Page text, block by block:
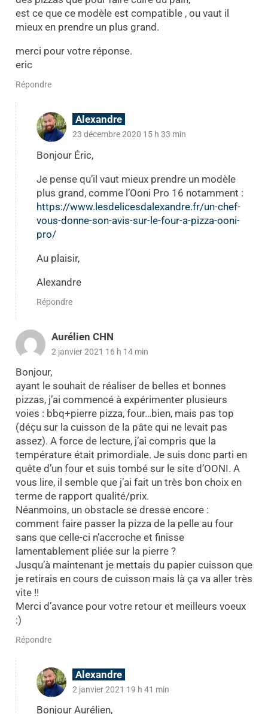
est ce que ce modèle est compatible , ou vaut il
mieux en prendre un plus grand.
merci pour votre réponse.
eric
Répondre
Alexandre
23 décembre 2020 15 h 33 min
Bonjour Éric,
Je pense qu’il vaut mieux prendre un modèle
plus grand, comme l’Ooni Pro 16 notamment :
https://www.lesdelicesdalexandre.fr/un-chef-
vous-donne-son-avis-sur-le-four-a-pizza-ooni-
pro/
Au plaisir,
Alexandre
Répondre
Aurélien CHN
2 janvier 2021 16 h 14 min
Bonjour,
ayant le souhait de réaliser de belles et bonnes
pizzas, j’ai commencé à expérimenter plusieurs
voies : bbq+pierre pizza, four…bien, mais pas top
(déçu sur la cuisson de la pâte qui ne levait pas
assez). A force de lecture, j’ai compris que la
température était primordiale. Je suis donc parti en
quête d’un four et suis tombé sur le site d’OONI. A
vous lire, il semble que j’ai fait un très bon choix en
terme de rapport qualité/prix.
Néanmoins, un obstacle se dresse encore :
comment faire passer la pizza de la pelle au four
sans que celle-ci n’accroche et finisse
lamentablement pliée sur la pierre ?
Jusqu’à maintenant je mettais du papier cuisson que
je retirais en cours de cuisson mais là ça va aller très
vite !!
Merci d’avance pour votre retour et meilleurs voeux
:)
Répondre
Alexandre
2 janvier 2021 19 h 41 min
Bonjour Aurélien,